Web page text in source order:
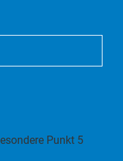
Punkt 5